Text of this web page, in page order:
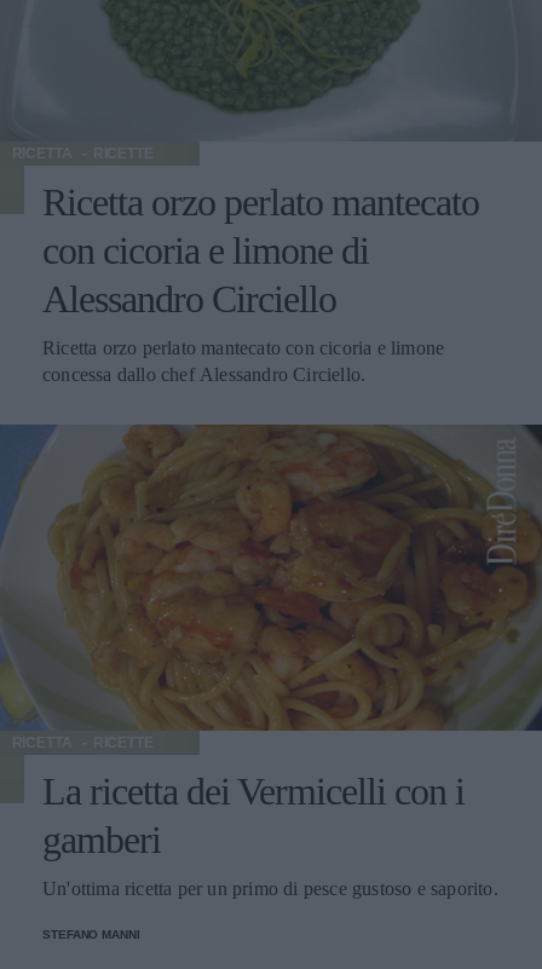
RICETTA
Ricetta orzo perlato mantecato
con cicoria e limone di
Alessandro Circiello
Ricetta orzo perlato mantecato con cicoria e limone
concessa dallo chef Alessandro Circiello.
RICETTA
La ricetta dei Vermicelli con i
gamberi
Un'ottima ricetta per un primo di pesce gustoso e saporito.
STEFANO MANNI